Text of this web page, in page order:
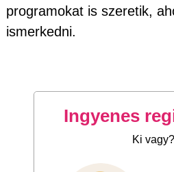
programokat is szeretik,
ismerkedni.
Ingyenes
Ki vagy?